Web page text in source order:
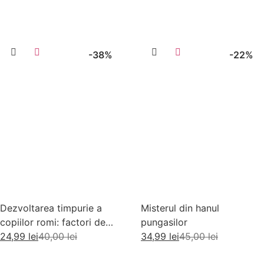
-38%
Dezvoltarea timpurie a
copiilor romi: factori de
risc si factori de protectie
40,00lei
24,99 lei
-22%
Misterul din hanul
pungasilor
45,00lei
34,99 lei